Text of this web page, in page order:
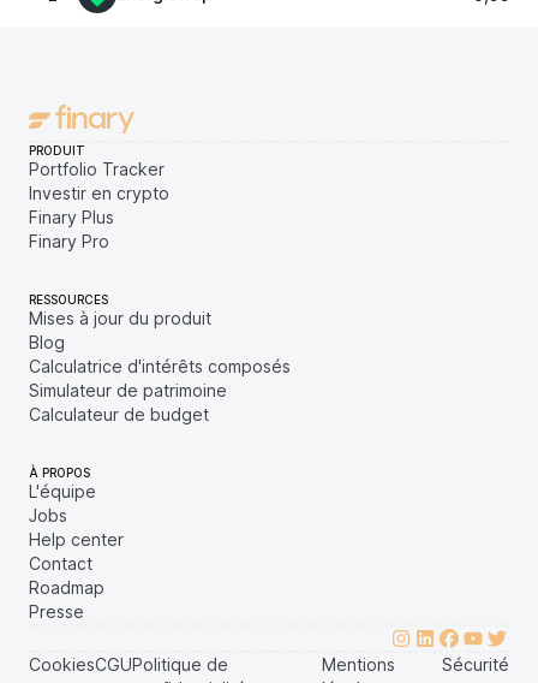
PRODUIT
Portfolio Tracker
Investir en crypto
Finary Plus
Finary Pro
RESSOURCES
Mises à jour du produit
Blog
Calculatrice d'intérêts composés
Simulateur de patrimoine
Calculateur de budget
À PROPOS
L'équipe
Jobs
Help center
Contact
Roadmap
Presse
CookiesCGUPolitique de
Mentions
Sécurité